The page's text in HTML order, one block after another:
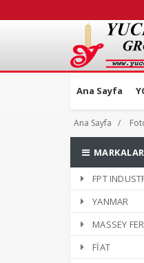
Ana Sayfa
Ana Sayfa
MARKALAR
FPT
YANMAR
MASSEY
FİAT